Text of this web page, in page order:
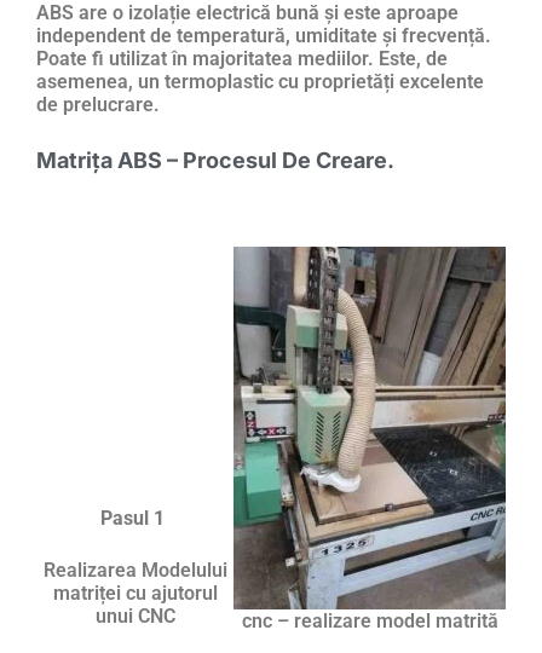
ABS are o izolație electrică bună și este aproape
independent de temperatură, umiditate și frecvență.
Poate fi utilizat în majoritatea mediilor. Este, de
asemenea, un termoplastic cu proprietăți excelente
de prelucrare.
Matrița ABS – Procesul De Creare.
cnc – realizare model matrită
Pasul 1
Realizarea Modelului
matriței cu ajutorul
unui CNC